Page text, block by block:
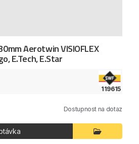
Aerotwin VISIOFLEX
E.Tech, E.Star
119615
Dostupnost na dotaz